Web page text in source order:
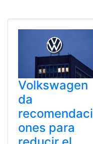
Volkswagen
da
recomendaci
ones para